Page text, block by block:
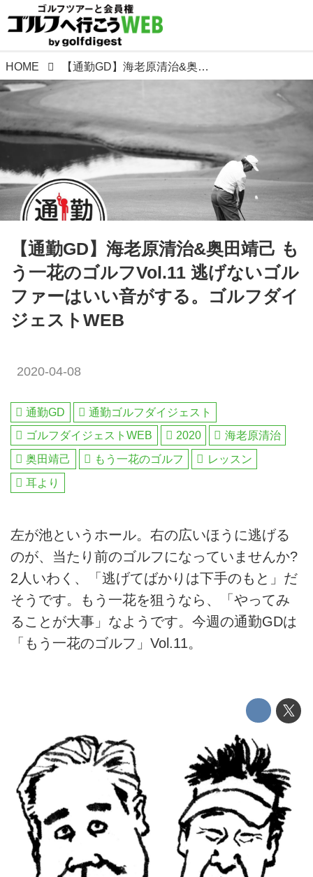
HOME 【通勤GD】海老原清治&奥田靖己 もう一花のゴルフVol.11 逃げないゴルファーはいい音がする。ゴルフダイジェストWEB
【通勤GD】海老原清治&奥田靖己 も
う一花のゴルフVol.11 逃げないゴル
ファーはいい音がする。ゴルフダイ
ジェストWEB
2020-04-08
通勤GD
通勤ゴルフダイジェスト
ゴルフダイジェストWEB
2020
海老原清治
奥田靖己
もう一花のゴルフ
レッスン
耳より
左が池というホール。右の広いほうに逃げる
のが、当たり前のゴルフになっていませんか?
2人いわく、「逃げてばかりは下手のもと」だ
そうです。もう一花を狙うなら、「やってみ
ることが大事」なようです。今週の通勤GDは
「もう一花のゴルフ」Vol.11。